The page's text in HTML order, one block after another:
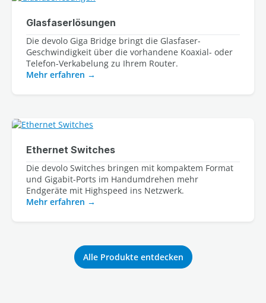
Glasfaserlösungen
Die devolo Giga Bridge bringt die Glasfaser-
Geschwindigkeit über die vorhandene Koaxial- oder
Telefon-Verkabelung zu Ihrem Router.
Mehr erfahren
Ethernet Switches
Die devolo Switches bringen mit kompaktem Format
und Gigabit-Ports im Handumdrehen mehr
Endgeräte mit Highspeed ins Netzwerk.
Mehr erfahren
Alle Produkte entdecken